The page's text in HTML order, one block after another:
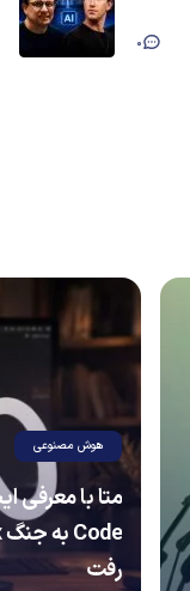
0
هوش مصنوعی
رفت